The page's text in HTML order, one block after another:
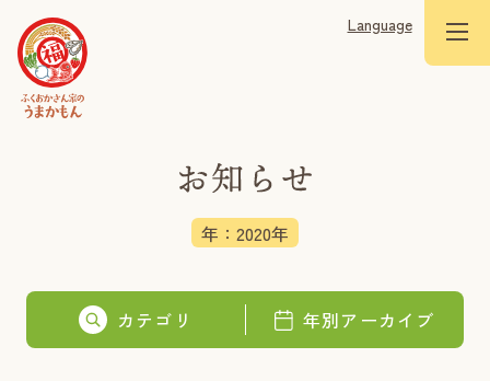
Language
年：2020年
カテゴリ 年別アーカイブ